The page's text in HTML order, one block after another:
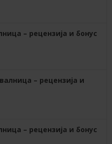
– рецензија и бонус
– рецензија и
– рецензија и бонус